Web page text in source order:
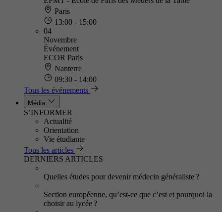
Paris
13:00 - 15:00
04
Novembre
Événement
ECOR Paris
Nanterre
09:30 - 14:00
Tous les événements
Média
S’INFORMER
Actualité
Orientation
Vie étudiante
Tous les articles
DERNIERS ARTICLES
Quelles études pour devenir médecin généraliste ?
Section européenne, qu’est-ce que c’est et pourquoi la
choisir au lycée ?